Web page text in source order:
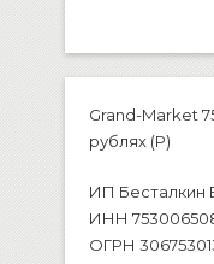
Grand-Market
рублях (P)
ИП Бесталкин
ИНН
ОГРН